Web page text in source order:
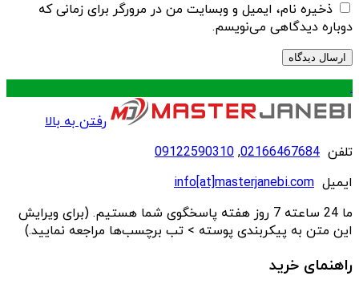
ذخیره نام، ایمیل و وبسایت من در مرورگر برای زمانی که
دوباره دیدگاهی می‌نویسم.
.
رفتن به بالا
تلفن 02166467684
,
09122590310
ایمیل info[at]masterjanebi.com
ما 24 ساعته 7 روز هفته پاسخگوی شما هستیم. (برای ویرایش
این متن به پیکربندی پوسته > تب برچسب‌ها مراجعه نمایید.)
راهنمای خرید